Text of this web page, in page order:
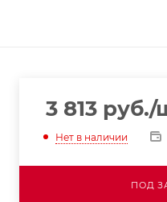
3 813руб./
Нет в наличии
ПОД